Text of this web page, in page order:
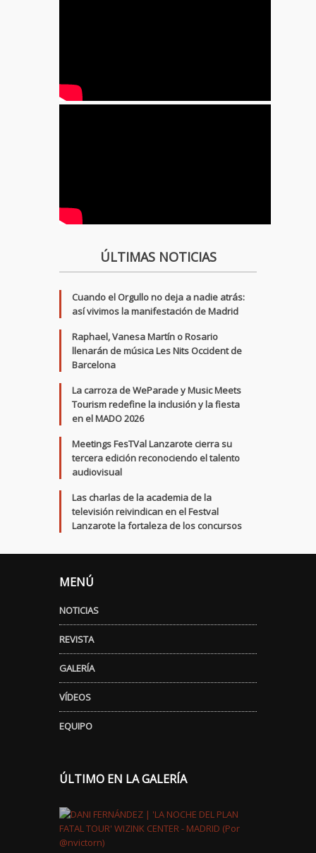
ÚLTIMAS NOTICIAS
Cuando el Orgullo no deja a nadie atrás:
así vivimos la manifestación de Madrid
Raphael, Vanesa Martín o Rosario
llenarán de música Les Nits Occident de
Barcelona
La carroza de WeParade y Music Meets
Tourism redefine la inclusión y la fiesta
en el MADO 2026
Meetings FesTVal Lanzarote cierra su
tercera edición reconociendo el talento
audiovisual
Las charlas de la academia de la
televisión reivindican en el Festval
Lanzarote la fortaleza de los concursos
MENÚ
NOTICIAS
REVISTA
GALERÍA
VÍDEOS
EQUIPO
ÚLTIMO EN LA GALERÍA